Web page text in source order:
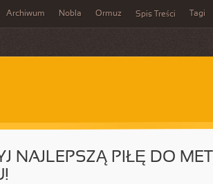
Archiwum Nobla Ormuz Spis Treści Tagi
NAJLEPSZĄ PIŁĘ DO